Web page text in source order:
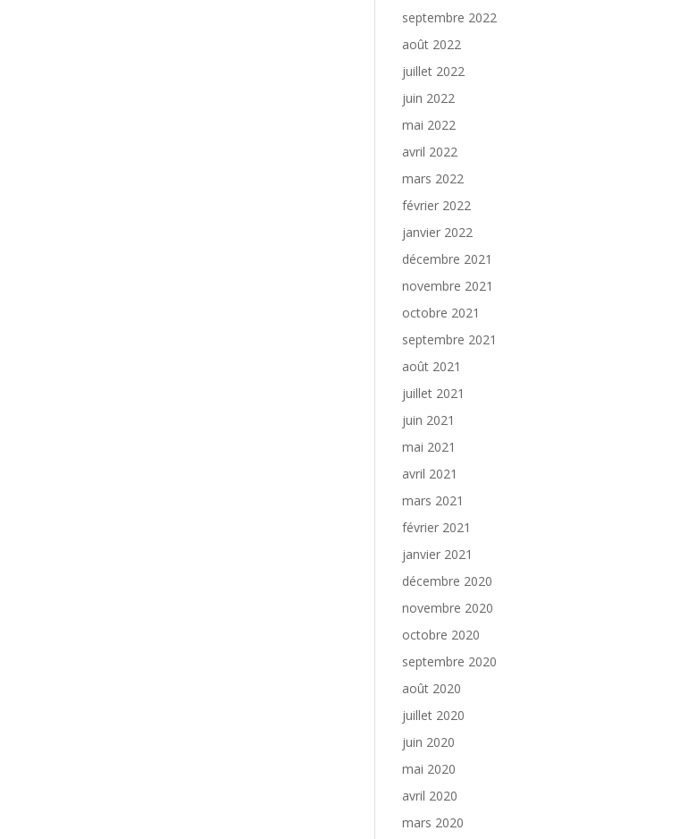
septembre 2022
août 2022
juillet 2022
juin 2022
mai 2022
avril 2022
mars 2022
février 2022
janvier 2022
décembre 2021
novembre 2021
octobre 2021
septembre 2021
août 2021
juillet 2021
juin 2021
mai 2021
avril 2021
mars 2021
février 2021
janvier 2021
décembre 2020
novembre 2020
octobre 2020
septembre 2020
août 2020
juillet 2020
juin 2020
mai 2020
avril 2020
mars 2020